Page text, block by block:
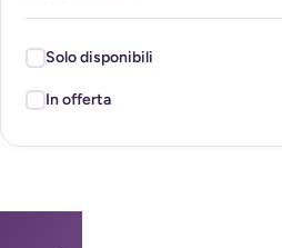
Solo disponibili
In offerta